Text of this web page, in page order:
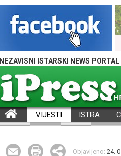
NEZAVISNI ISTARSKI NEWS PORTAL
VIJESTI ISTRA
Objavljeno: 24.